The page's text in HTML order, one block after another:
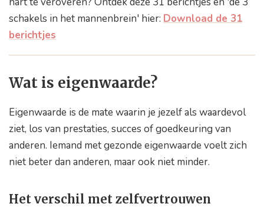
schakels in het mannenbrein' hier: Download de 31
berichtjes
Wat is eigenwaarde?
Eigenwaarde is de mate waarin je jezelf als waardevol
ziet, los van prestaties, succes of goedkeuring van
anderen. Iemand met gezonde eigenwaarde voelt zich
niet beter dan anderen, maar ook niet minder.
Het verschil met zelfvertrouwen